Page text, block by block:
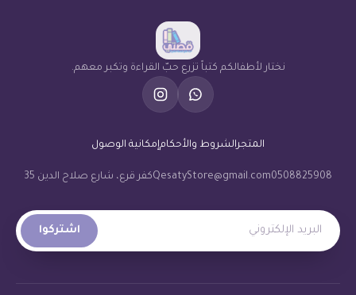
نختار لأطفالكم كتباً تزرع حبّ القراءة وتكبر معهم.
المتجر الشروط والأحكامإمكانية الوصول
0508825908
QesatyStore@gmail.comكفر قرع، شارع صلاح الدين 35
البريد الإلكتروني
اشتركوا